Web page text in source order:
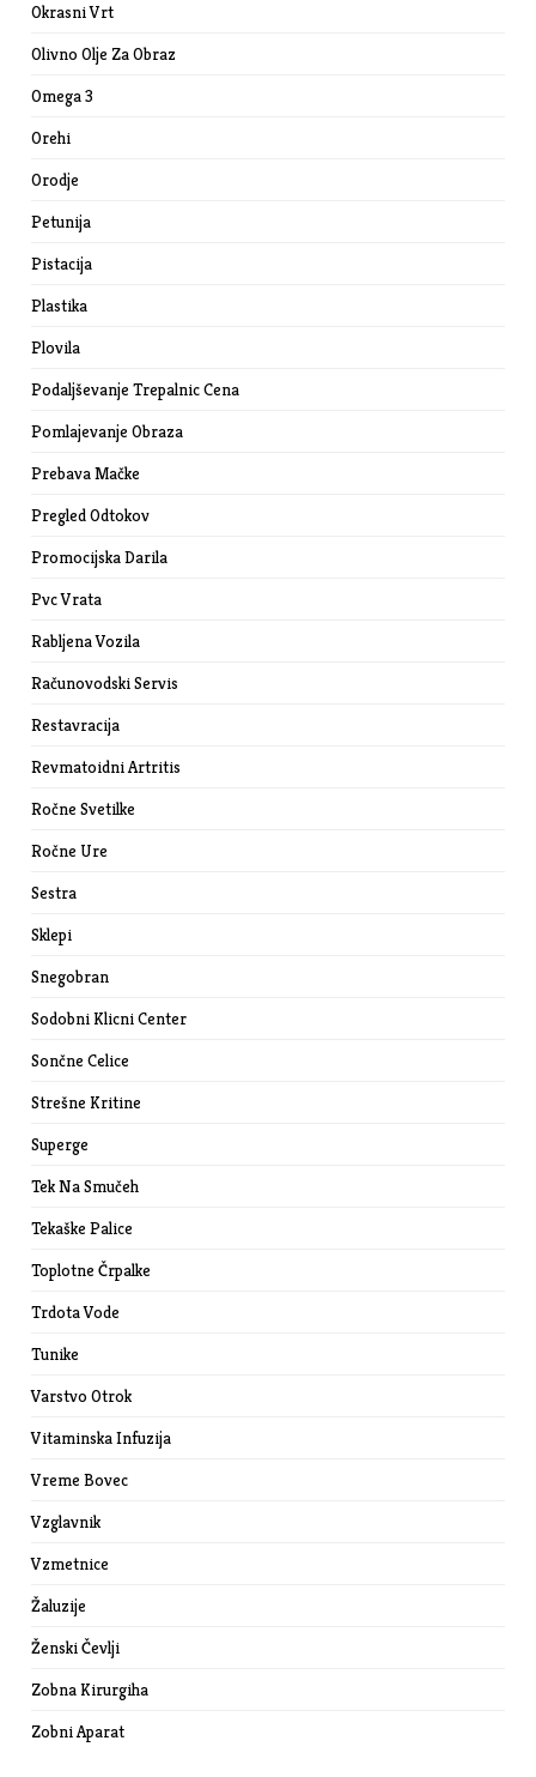
Okrasni Vrt
Olivno Olje Za Obraz
Omega 3
Orehi
Orodje
Petunija
Pistacija
Plastika
Plovila
Podaljševanje Trepalnic Cena
Pomlajevanje Obraza
Prebava Mačke
Pregled Odtokov
Promocijska Darila
Pvc Vrata
Rabljena Vozila
Računovodski Servis
Restavracija
Revmatoidni Artritis
Ročne Svetilke
Ročne Ure
Sestra
Sklepi
Snegobran
Sodobni Klicni Center
Sončne Celice
Strešne Kritine
Superge
Tek Na Smučeh
Tekaške Palice
Toplotne Črpalke
Trdota Vode
Tunike
Varstvo Otrok
Vitaminska Infuzija
Vreme Bovec
Vzglavnik
Vzmetnice
Žaluzije
Ženski Čevlji
Zobna Kirurgiha
Zobni Aparat